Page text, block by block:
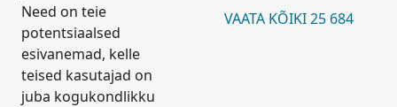
Need on teie
potentsiaalsed
esivanemad, kelle
teised kasutajad on
juba kogukondlikku
VAATA KÕIKI 25 684